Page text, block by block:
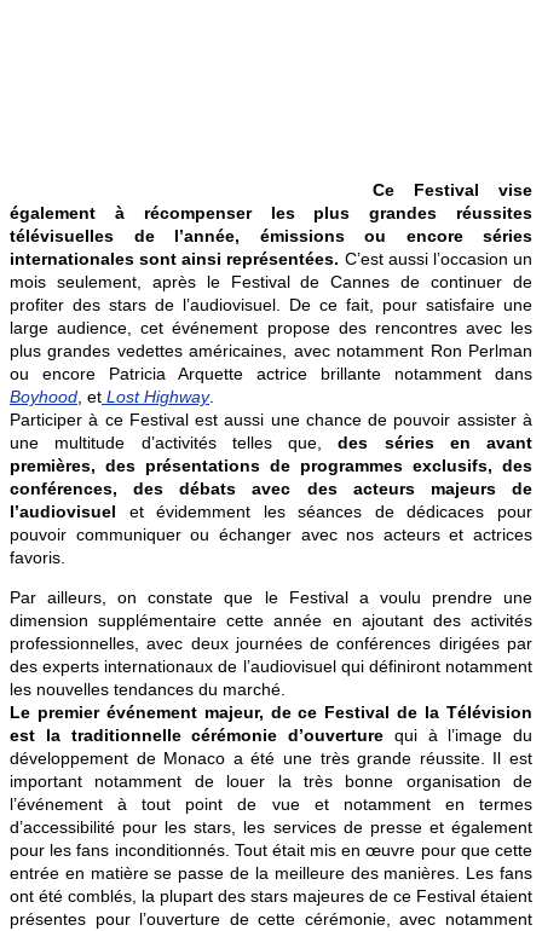
Ce Festival vise
également à récompenser les plus grandes réussites
télévisuelles de l’année, émissions ou encore séries
internationales sont ainsi représentées. C’est aussi l’occasion un
mois seulement, après le Festival de Cannes de continuer de
profiter des stars de l’audiovisuel. De ce fait, pour satisfaire une
large audience, cet événement propose des rencontres avec les
plus grandes vedettes américaines, avec notamment Ron Perlman
ou encore Patricia Arquette actrice brillante notamment dans
Boyhood, et Lost Highway.
Participer à ce Festival est aussi une chance de pouvoir assister à
une multitude d’activités telles que,des séries en avant
premières, des présentations de programmes exclusifs, des
conférences, des débats avec des acteurs majeurs de
l’audiovisuel et évidemment les séances de dédicaces pour
pouvoir communiquer ou échanger avec nos acteurs et actrices
favoris.
Par ailleurs, on constate que le Festival a voulu prendre une
dimension supplémentaire cette année en ajoutant des activités
professionnelles, avec deux journées de conférences dirigées par
des experts internationaux de l’audiovisuel qui définiront notamment
les nouvelles tendances du marché.
Le premier événement majeur, de ce Festival de la Télévision
est la traditionnelle cérémonie d’ouverture qui à l’image du
développement de Monaco a été une très grande réussite. Il est
important notamment de louer la très bonne organisation de
l’événement à tout point de vue et notamment en termes
d’accessibilité pour les stars, les services de presse et également
pour les fans inconditionnés. Tout était mis en œuvre pour que cette
entrée en matière se passe de la meilleure des manières. Les fans
ont été comblés, la plupart des stars majeures de ce Festival étaient
présentes pour l’ouverture de cette cérémonie, avec notamment